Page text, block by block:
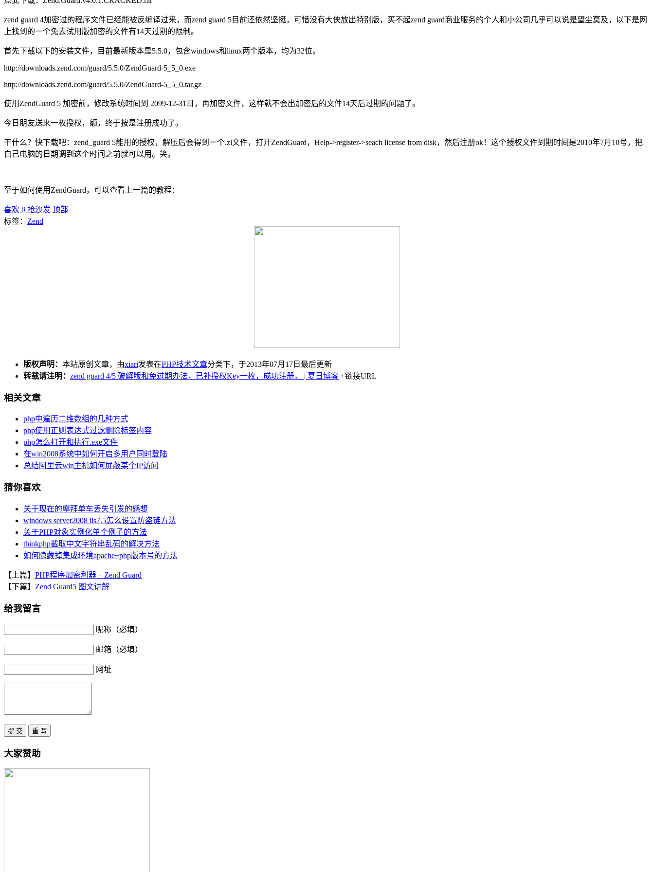
zend guard 4加密过的程序文件已经能被反编译过来，而zend guard 5目前还依然坚挺，可惜没有大侠放出特别版，买不起zend guard商业服务的个人和小公司几乎可以说是望尘莫及，以下是网
上找到的一个免去试用版加密的文件有14天过期的限制。
首先下载以下的安装文件，目前最新版本是5.5.0，包含windows和linux两个版本，均为32位。
http://downloads.zend.com/guard/5.5.0/ZendGuard-5_5_0.exe
http://downloads.zend.com/guard/5.5.0/ZendGuard-5_5_0.tar.gz
使用ZendGuard 5 加密前，修改系统时间到 2099-12-31日，再加密文件，这样就不会出加密后的文件14天后过期的问题了。
今日朋友送来一枚授权，额，终于按是注册成功了。
干什么？快下载吧：zend_guard 5能用的授权，解压后会得到一个.zl文件，打开ZendGuard，Help->register->seach license from disk，然后注册ok！这个授权文件到期时间是2010年7月10号，把
自己电脑的日期调到这个时间之前就可以用。笑。
至于如何使用ZendGuard，可以查看上一篇的教程：
喜欢 0 抢沙发 顶部
标签： Zend
版权声明： 本站原创文章，由xiari发表在PHP技术文章分类下，于2013年07月17日最后更新
转载请注明： zend guard 4/5 破解版和免过期办法，已补授权Key一枚，成功注册。 | 夏日博客 +链接URL
相关文章
php中遍历二维数组的几种方式
php使用正则表达式过滤删除标签内容
php怎么打开和执行.exe文件
在win2008系统中如何开启多用户同时登陆
总结阿里云win主机如何屏蔽某个IP访问
猜你喜欢
关于现在的摩拜单车丢失引发的感想
windows server2008 iis7.5怎么设置防盗链方法
关于PHP对象实例化单个例子的方法
thinkphp截取中文字符串乱码的解决方法
如何隐藏掉集成环境apache+php版本号的方法
【上篇】 PHP程序加密利器 – Zend Guard
【下篇】 Zend Guard5 图文讲解
给我留言
昵称（必填）
邮箱（必填）
网址
大家赞助